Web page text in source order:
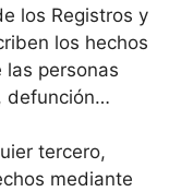
los Registros y
los hechos
personas
defunción…
tercero,
mediante